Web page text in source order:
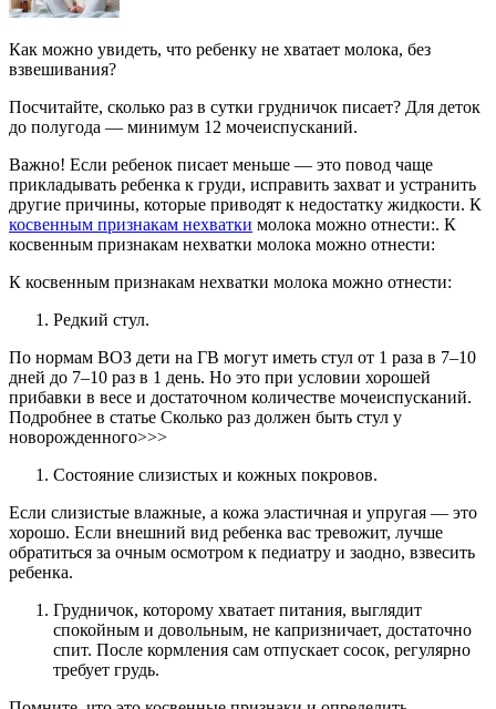
Как можно увидеть, что ребенку не хватает молока, без
взвешивания?
Посчитайте, сколько раз в сутки грудничок писает? Для деток
до полугода — минимум 12 мочеиспусканий.
Важно! Если ребенок писает меньше — это повод чаще
прикладывать ребенка к груди, исправить захват и устранить
другие причины, которые приводят к недостатку жидкости. К
косвенным признакам нехватки молока можно отнести:. К
косвенным признакам нехватки молока можно отнести:
К косвенным признакам нехватки молока можно отнести:
Редкий стул.
По нормам ВОЗ дети на ГВ могут иметь стул от 1 раза в 7–10
дней до 7–10 раз в 1 день. Но это при условии хорошей
прибавки в весе и достаточном количестве мочеиспусканий.
Подробнее в статье Сколько раз должен быть стул у
новорожденного>>>
Состояние слизистых и кожных покровов.
Если слизистые влажные, а кожа эластичная и упругая — это
хорошо. Если внешний вид ребенка вас тревожит, лучше
обратиться за очным осмотром к педиатру и заодно, взвесить
ребенка.
Грудничок, которому хватает питания, выглядит
спокойным и довольным, не капризничает, достаточно
спит. После кормления сам отпускает сосок, регулярно
требует грудь.